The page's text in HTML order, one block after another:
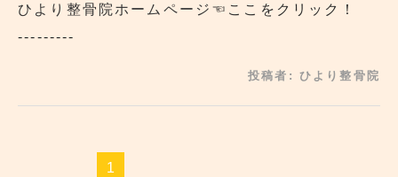
ひより整骨院ホームページ ☜ここをクリック！
---------
投稿者: ひより整骨院
1